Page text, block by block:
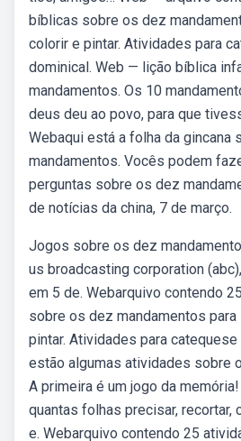
bíblicas sobre os dez
colorir e pintar. Atividades para
dominical. Web — lição bíblica
mandamentos. Os 10
deus deu ao povo, para que
Webaqui está a folha da gincana
mandamentos. Vocês podem
perguntas sobre os dez
de notícias da china, 7 de março.
Jogos sobre os dez
us broadcasting corporation
em 5 de. Webarquivo contendo
sobre os dez mandamentos para
pintar. Atividades para
estão algumas atividades sobre
A primeira é um jogo da
quantas folhas precisar, recortar,
e. Webarquivo contendo 25